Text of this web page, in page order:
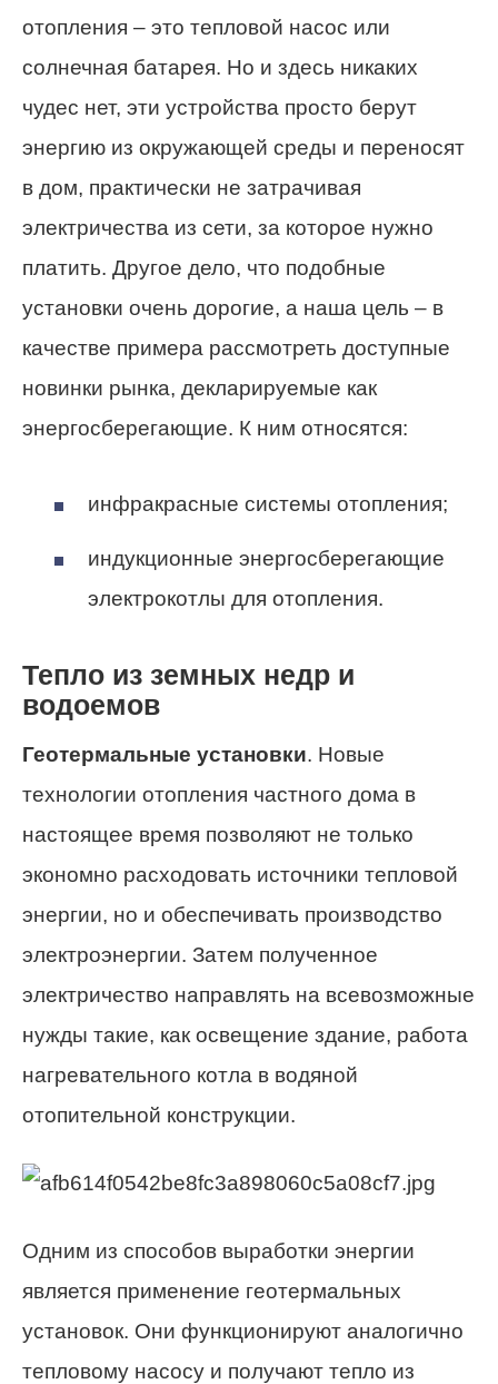
отопления – это тепловой насос или
солнечная батарея. Но и здесь никаких
чудес нет, эти устройства просто берут
энергию из окружающей среды и переносят
в дом, практически не затрачивая
электричества из сети, за которое нужно
платить. Другое дело, что подобные
установки очень дорогие, а наша цель – в
качестве примера рассмотреть доступные
новинки рынка, декларируемые как
энергосберегающие. К ним относятся:
инфракрасные системы отопления;
индукционные энергосберегающие
электрокотлы для отопления.
Тепло из земных недр и
водоемов
Геотермальные установки. Новые
технологии отопления частного дома в
настоящее время позволяют не только
экономно расходовать источники тепловой
энергии, но и обеспечивать производство
электроэнергии. Затем полученное
электричество направлять на всевозможные
нужды такие, как освещение здание, работа
нагревательного котла в водяной
отопительной конструкции.
Одним из способов выработки энергии
является применение геотермальных
установок. Они функционируют аналогично
тепловому насосу и получают тепло из